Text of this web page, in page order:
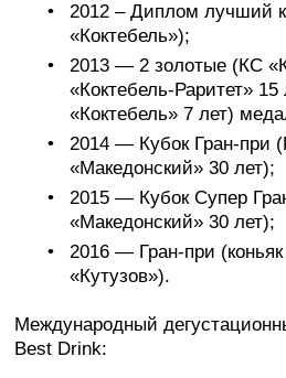
2012 – Диплом лучший
«Коктебель»);
2013 — 2 золотые (КС
«Коктебель-Раритет»
«Коктебель» 7 лет)
2014 — Кубок Гран-при
«Македонский» 30 лет);
2015 — Кубок Супер
«Македонский» 30 лет);
2016 — Гран-при
«Кутузов»).
Международный
Best Drink: